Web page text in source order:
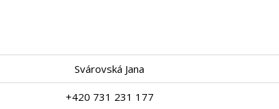
Svárovská Jana
+420 731 231 177